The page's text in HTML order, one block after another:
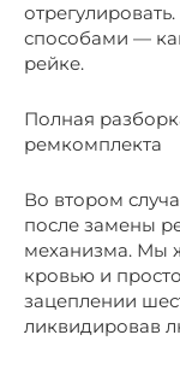
способами —
рейке.
Полная
ремкомплекта
Во втором
после замены
механизма. Мы
кровью и
зацеплении
ликвидировав